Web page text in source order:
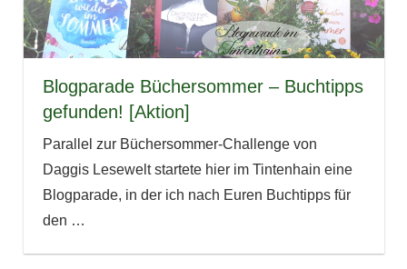
Blogparade Büchersommer – Buchtipps
gefunden! [Aktion]
Parallel zur Büchersommer-Challenge von
Daggis Lesewelt startete hier im Tintenhain eine
Blogparade, in der ich nach Euren Buchtipps für
den …